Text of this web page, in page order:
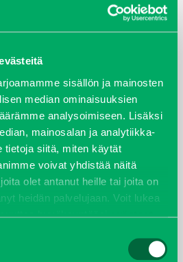
sisällön ja mainosten
median ominaisuuksien
analysoimiseen. Lisäksi
mainosalan ja analytiikka-
tietoja siitä, miten käytät
voivat yhdistää näitä
olet antanut heille tai joita on
heidän palvelujaan. Voit lukea
hyväksyntääsievästeet